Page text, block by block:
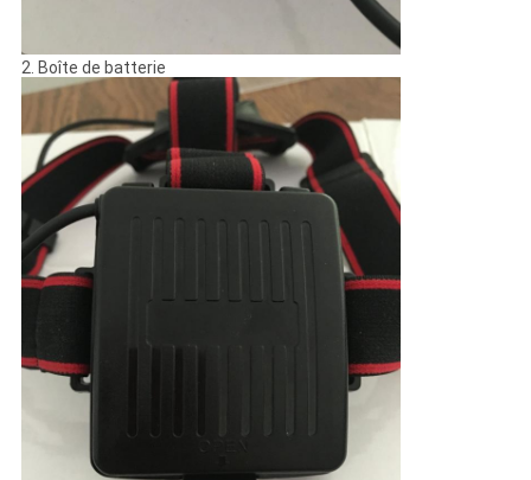
2. Boîte de batterie